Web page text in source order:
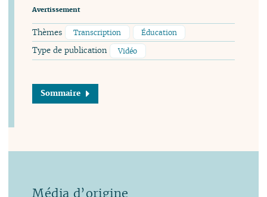
Avertissement
Thèmes Transcription Éducation
Type de publication Vidéo
Sommaire